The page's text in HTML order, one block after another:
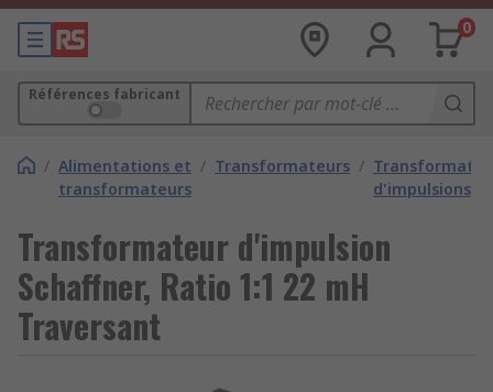
0
Références fabricant
/ Alimentations et
transformateurs
/ Transformateurs /
d'impulsions
Transformateur d'impulsion
Schaffner, Ratio 1:1 22 mH
Traversant